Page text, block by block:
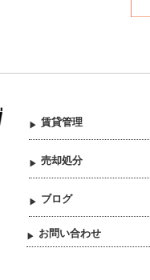
賃貸管理
売却処分
ブログ
お問い合わせ